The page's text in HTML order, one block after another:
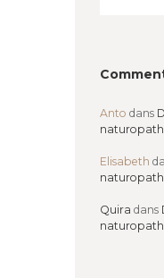
Anto dans
Elisabeth
Quira dans